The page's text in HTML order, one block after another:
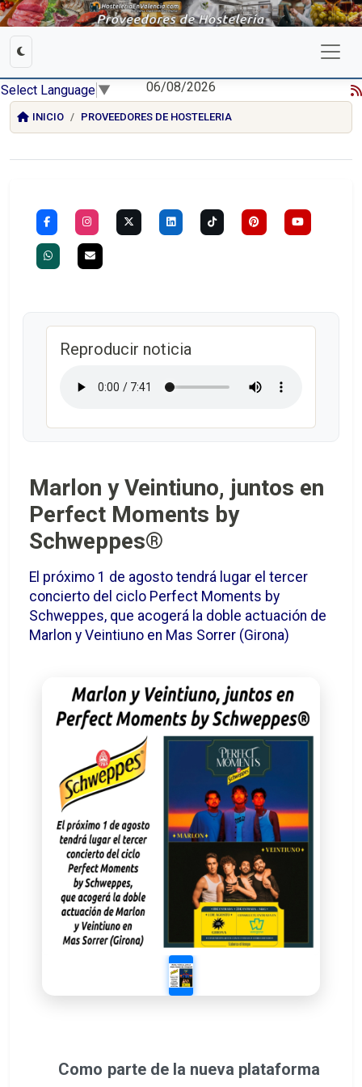
Select Language ▼ 06/08/2026
INICIO PROVEEDORES DE HOSTELERIA
Reproducir noticia
Marlon y Veintiuno, juntos en
Perfect Moments by
Schweppes®
El próximo 1 de agosto tendrá lugar el tercer
concierto del ciclo Perfect Moments by
Schweppes, que acogerá la doble actuación de
Marlon y Veintiuno en Mas Sorrer (Girona)
Como parte de la nueva plataforma